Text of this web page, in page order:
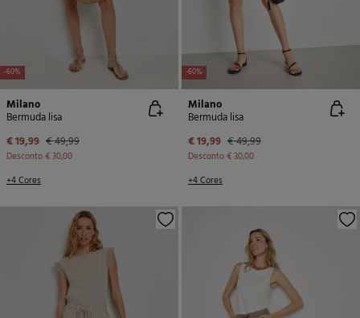
-60%
Milano
Bermuda lisa
€ 19,99 € 49,99
Desconto€ 30,00
+4 Cores
-60%
Milano
Bermuda lisa
€ 19,99 € 49,99
Desconto€ 30,00
+4 Cores